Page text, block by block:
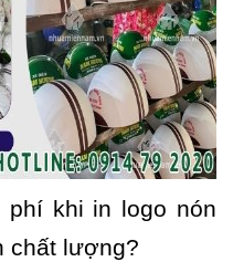
khi in logo nón
chất lượng?